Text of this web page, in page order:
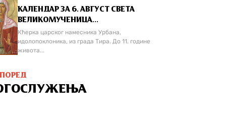
КАЛЕНДАР ЗА 6. АВГУСТ СВЕТА
ВЕЛИКОМУЧЕНИЦА...
Кћерка царског намесника Урбана,
идолопоклоника, из града Тира. До 11. године
живота...